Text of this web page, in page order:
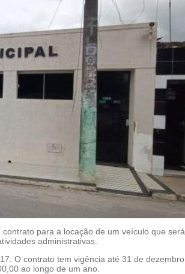
para a locação de um veículo que será
administrativas.
. O contrato tem vigência até 31 de dezembro
ao longo de um ano.